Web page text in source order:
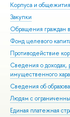
Корпуса и общежития
Закупки
Обращения
Фонд целевого
Противодействие
Сведения о доходах,
имущественного
Сведения об
Людям с
Единая платежная